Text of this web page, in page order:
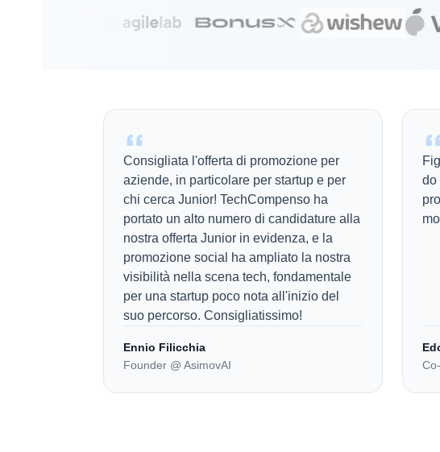
Consigliata l'offerta di promozione per
aziende, in particolare per startup e per
chi cerca Junior! TechCompenso ha
portato un alto numero di candidature alla
nostra offerta Junior in evidenza, e la
promozione social ha ampliato la nostra
visibilità nella scena tech, fondamentale
per una startup poco nota all'inizio del
suo percorso. Consigliatissimo!
Ennio Filicchia
Founder @ AsimovAI
do